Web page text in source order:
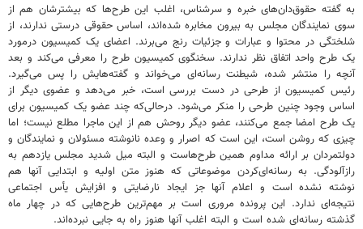
به گفته حقوق‌دان‌های خبره و سرشناس، اغلب این طرح‌ها که بیشترشان هم از
سوی نمایندگان مجلس به بیرون مخابره شده‌اند، اساس حقوقی درستی ندارند، از
شلختگی در محتوا و عبارات و جزئیات رنج می‌برند. اعضای یک کمیسیون درمورد
یک طرح واحد اتفاق نظر ندارند. سخنگوی کمیسیون طرح را معرفی می‌کند و بعد
آنچه را منتشر شده، شیطنت رسانه‌ای می‌خواند و گفته‌هایش را پس می‌گیرد.
رئیس کمیسیون از طرحی در دست بررسی است، خبر می‌دهد و عضوی دیگر از
اساس وجود چنین طرحی را منکر می‌شود. درحالی‌که چند عضو یک کمیسیون برای
یک طرح امضا جمع می‌کنند، عضو دیگر روحش هم از این ماجرا مطلع نیست؛ اما
چیزی که روشن است، این است که اصرار و وعده نانوشته مسئولان و نمایندگان و
دولتمردان بر ارائه مداوم همین طرح‌هاست و البته میل شدید مجلس یازدهم به
رازآلودگی. به رسانه‌ای‌کردن موضوعاتی که هنوز متن اولیه و ابتدایی آنها هم
نوشته نشده است و اعلام آنها جز ایجاد نارضایتی و افزایش یأس اجتماعی
نتیجه‌ای ندارد. این پرونده مروری است بر مهم‌ترین طرح‌هایی که در چهار ماه
گذشته رسانه‌ای شده است و البته اغلب آنها هنوز راه به جایی نبرده‌اند.